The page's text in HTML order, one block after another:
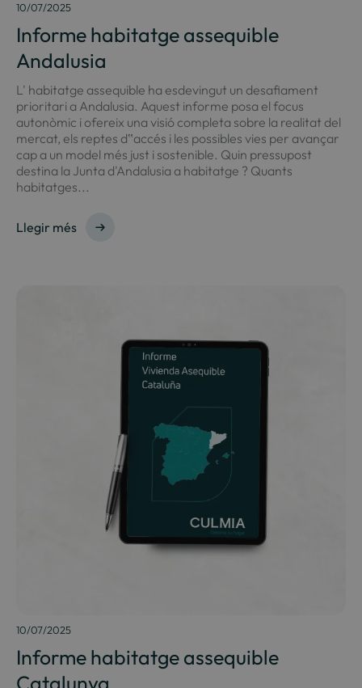
10/07/2025
Informe habitatge assequible
Andalusia
L' habitatge assequible ha esdevingut un desafiament
prioritari a Andalusia. Aquest informe posa el focus
autonòmic i ofereix una visió completa sobre la realitat del
mercat, els reptes d‟accés i les possibles vies per avançar
cap a un model més just i sostenible. Quin pressupost
destina la Junta d'Andalusia a habitatge ? Quants
habitatges...
Llegir més
10/07/2025
Informe habitatge assequible